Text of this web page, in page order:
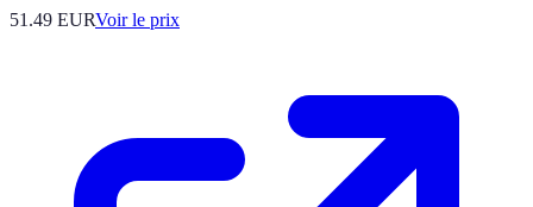
51.49 EURVoir le prix